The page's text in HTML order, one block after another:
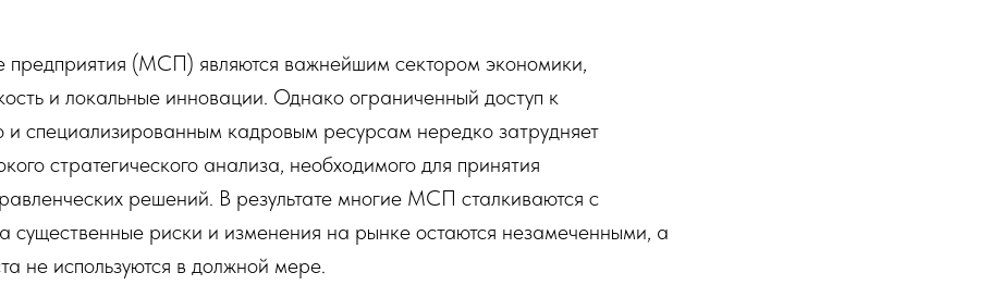
(МСП) являются важнейшим сектором экономики,
и локальные инновации. Однако ограниченный доступ к
специализированным кадровым ресурсам нередко затрудняет
стратегического анализа, необходимого для принятия
решений. В результате многие МСП сталкиваются с
существенные риски и изменения на рынке остаются незамеченными, а
не используются в должной мере.